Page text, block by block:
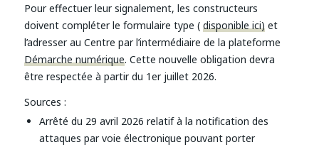
Pour effectuer leur signalement, les constructeurs
doivent compléter le formulaire type ( disponible ici) et
l’adresser au Centre par l’intermédiaire de la plateforme
Démarche numérique. Cette nouvelle obligation devra
être respectée à partir du 1er juillet 2026.
Sources :
Arrêté du 29 avril 2026 relatif à la notification des
attaques par voie électronique pouvant porter